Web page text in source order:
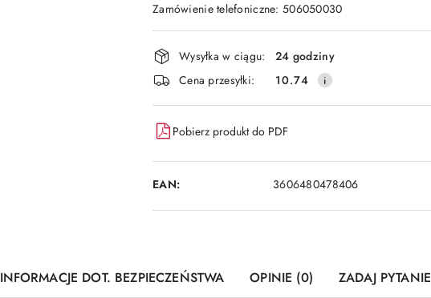
Zamówienie telefoniczne: 506050030
Dostępność
i
dostawa
Wysyłka w ciągu:
24 godziny
Cena przesyłki:
10.74
Pobierz produkt do PDF
EAN: 3606480478406
INFORMACJE DOT. BEZPIECZEŃSTWA OPINIE (0) ZADAJ PYTANIE